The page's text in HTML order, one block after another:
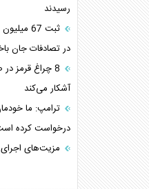
رسیدند
در تصادفات جان
8 چراغ قرمز
آشکار می‌کند
ترامپ: ما
درخواست کرده
مزیت‌های